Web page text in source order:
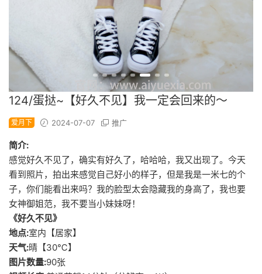
124/蛋挞~【好久不见】我一定会回来的～
爱月下 2024-07-07 推广
简介:
感觉好久不见了，确实有好久了，哈哈哈，我又出现了。今天
看到照片，拍出来感觉自己好小的样子，但是我是一米七的个
子，你们能看出来吗？我的脸型太会隐藏我的身高了，我也要
女神御姐范，我不要当小妹妹呀！
《好久不见》
地点:室内【居家】
天气:晴【30℃】
图片数量:90张